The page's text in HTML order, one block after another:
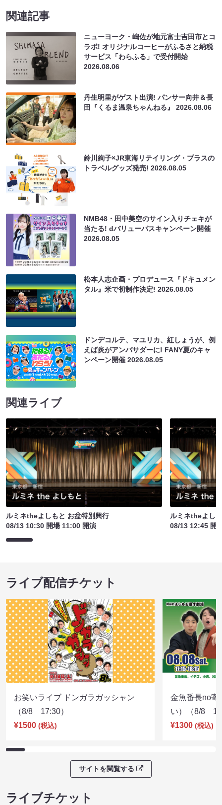
関連記事
ニューヨーク・嶋佐が地元富士吉田市とコ
ラボ! オリジナルコーヒーがふるさと納税
サービス「わらふる」で受付開始
2026.08.06
丹生明里がゲスト出演! パンサー向井＆長
田『くるま温泉ちゃんねる』2026.08.06
鈴川絢子×JR東海リテイリング・プラスの
トラベルグッズ発売!2026.08.05
NMB48・田中美空のサイン入りチェキが
当たる! dバリューパスキャンペーン開催
2026.08.05
松本人志企画・プロデュース『ドキュメン
タル』米で初制作決定!2026.08.05
ドンデコルテ、マユリカ、紅しょうが、例
えば炎がアンバサダーに! FANY夏のキャ
ンペーン開催2026.08.05
関連ライブ
ルミネtheよしもと お盆特別興行
08/13 10:30 開場 11:00 開演
ルミネtheよし
08/13 12:45 開
ライブ配信チケット
お笑いライブ ドンガラガッシャン
（8/8 17:30）
¥1500 (税込)
金魚番長no寄
い）（8/8
¥1300 (税込)
サイトを閲覧する
ライブチケット